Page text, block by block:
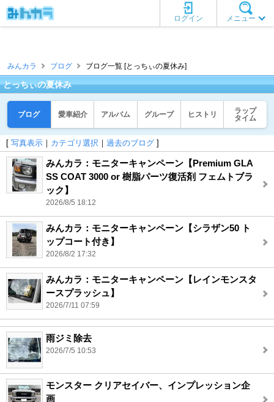
メニュー
ログイン
みんカラ ブログ ブログ一覧 [とっちぃの夏休み]
とっちぃの夏休み
ブログ 愛車紹介 アルバム グループ ヒストリ
ラップ
タイム
[ 写真表示 ｜ カテゴリ選択 ｜ 過去のブログ ]
みんカラ：モニターキャンペーン【Premium GLA
SS COAT 3000 or 樹脂パーツ復活剤 フェムトブラ
ック】
2026/8/5 18:12
みんカラ：モニターキャンペーン【シラザン50 ト
ップコート付き】
2026/8/2 17:32
みんカラ：モニターキャンペーン【レインモンスタ
ースプラッシュ】
2026/7/11 07:59
雨ジミ除去
2026/7/5 10:53
モンスター クリアセイバー、インプレッション企
画